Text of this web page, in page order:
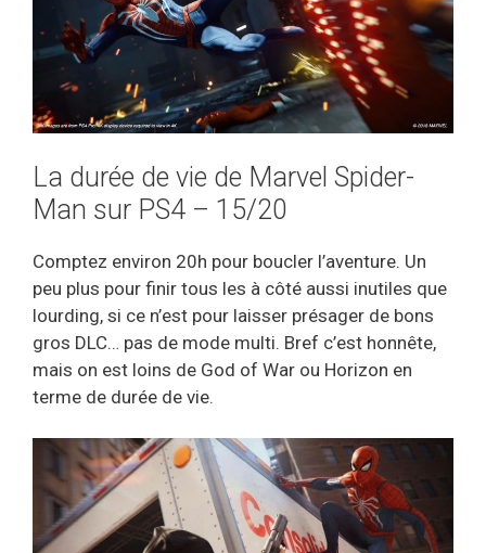
La durée de vie de Marvel Spider-
Man sur PS4 – 15/20
Comptez environ 20h pour boucler l’aventure. Un
peu plus pour finir tous les à côté aussi inutiles que
lourding, si ce n’est pour laisser présager de bons
gros DLC… pas de mode multi. Bref c’est honnête,
mais on est loins de God of War ou Horizon en
terme de durée de vie.